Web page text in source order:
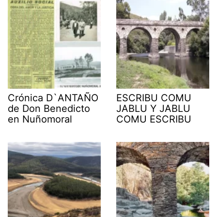
Crónica D`ANTAÑO
de Don Benedicto
en Nuñomoral
ESCRIBU COMU
JABLU Y JABLU
COMU ESCRIBU